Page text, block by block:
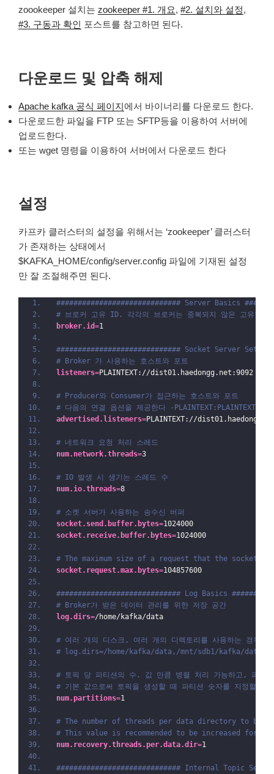
zoookeeper 설치는 zookeeper #1. 개요, #2. 설치와 설정,
#3. 구동과 확인 포스트를 참고하면 된다.
다운로드 및 압축 해제
Apache kafka 공식 페이지에서 바이너리를 다운로드 한다.
다운로드한 파일을 FTP 또는 SFTP등을 이용하여 서버에
업로드한다.
또는 wget 명령을 이용하여 서버에서 다운로드 한다
설정
카프카 클러스터의 설정을 위해서는 ‘zookeeper’ 클러스터
가 존재하는 상태에서
$KAFKA_HOME/config/server.config 파일에 기재된 설정
만 잘 조절해주면 된다.
############################# Server Basics
# 브로커 고유 ID. 각각의 브로커는 중복되지 않은 고유한
broker.id=1
############################# Socket Server
# Broker 가 사용하는 호스트와 포트
listeners=PLAINTEXT://dist01.haedongg.net:9092
# Producer와 Consumer가 접근하는 호스트와 포트
# 다음의 연결 옵션을 제공한다 -
advertised.listeners=PLAINTEXT://
# 네트워크 요청 처리 스레드
num.network.threads=3
# IO 발생 시 생기는 스레드 수
num.io.threads=8
# 소켓 서버가 사용하는 송수신 버퍼
socket.send.buffer.bytes=1024000
socket.receive.buffer.bytes=1024000
# The maximum size of a request that the socket
socket.request.max.bytes=104857600
############################# Log Basics
# Broker가 받은 데이터 관리를 위한 저장 공간
log.dirs=/home/kafka/data
# 여러 개의 디스크, 여러 개의 디렉토리를 사용하는 경우 콤
# log.dirs=/home/kafka/data,/mnt/sdb1/kafka/data,/
# 토픽 당 파티션의 수. 값 만큼 병렬 처리 가능하고, 파일
# 기본 값으로써 토픽을 생성할 때 파티션 숫자를 지정할 수
num.partitions=1
# The number of threads per data directory to be
# This value is recommended to be increased
num.recovery.threads.per.data.dir=1
############################# Internal Topic